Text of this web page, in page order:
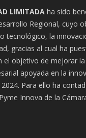
LIMITADA ha sido
Regional, cuyo
tecnológico, la
gracias al cual ha
el objetivo de mejorar la
apoyada en la
Para ello ha
Innova de la